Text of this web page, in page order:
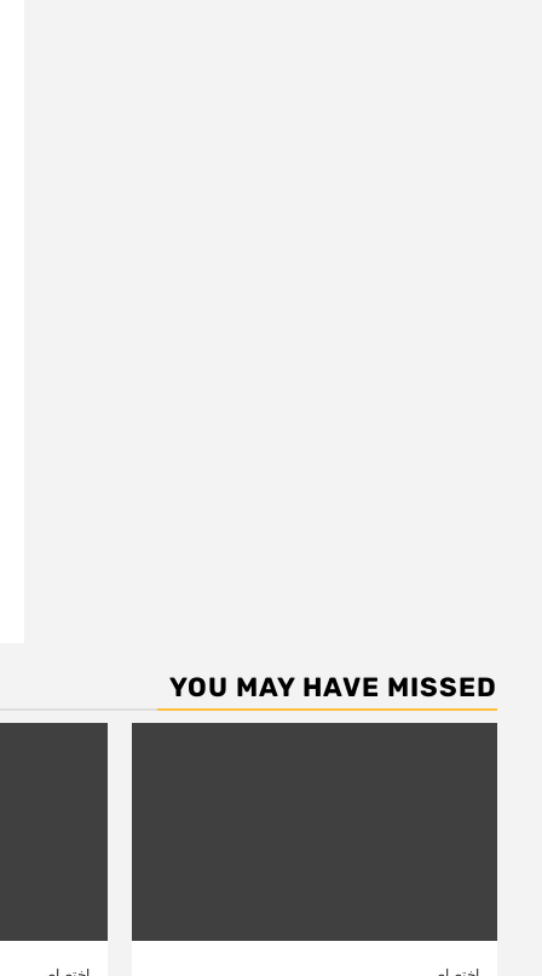
YOU MAY HAVE MISSED